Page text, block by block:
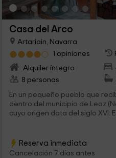
Casa del Arco
Artariain, Navarra
1 opiniones
Alquiler íntegro
8 personas
En un pequeño pueblo que
dentro del municipio de Leoz
cuyo origen data del siglo XVI.
Reserva inmediata
Cancelación 7 días antes